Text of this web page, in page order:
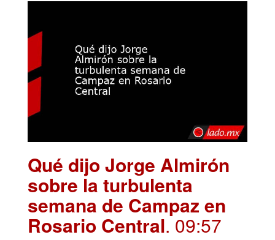
Qué dijo Jorge Almirón
sobre la turbulenta
semana de Campaz en
Rosario Central. 09:57